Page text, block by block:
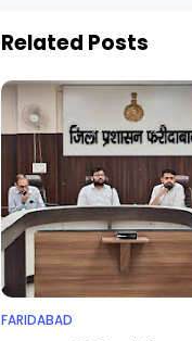
Related Posts
FARIDABAD